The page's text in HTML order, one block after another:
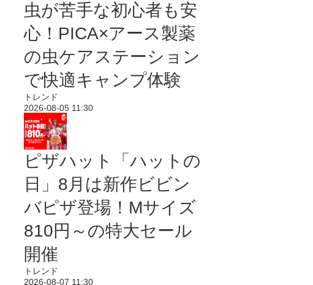
虫が苦手な初心者も安
心！PICA×アース製薬
の虫ケアステーション
で快適キャンプ体験
トレンド
2026-08-05 11:30
ピザハット「ハットの
日」8月は新作ビビン
バピザ登場！Mサイズ
810円～の特大セール
開催
トレンド
2026-08-07 11:30